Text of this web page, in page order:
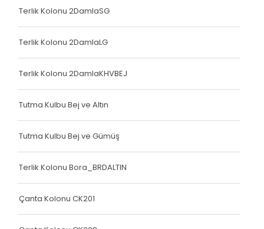
Çanta Kolonu
Yatak Fitili
Yatak Fitili
Yatak Fitili
Yatak Fitili
Çanta Kolonu
Çanta Kolonu
Yatak Fitili
Terlik Kolonu 2DamlaSG
Terlik Kolonu 2DamlaLG
Terlik Kolonu 2DamlaKHVBEJ
Tutma Kulbu Bej ve Altın
Tutma Kulbu Bej ve Gümüş
Terlik Kolonu Bora_BRDALTIN
Çanta Kolonu CK201